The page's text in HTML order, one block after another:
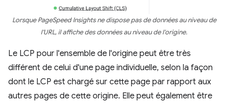
Lorsque PageSpeed Insights ne dispose pas de données au niveau de
l'URL, il affiche des données au niveau de l'origine.
Le LCP pour l'ensemble de l'origine peut être très
différent de celui d'une page individuelle, selon la façon
dont le LCP est chargé sur cette page par rapport aux
autres pages de cette origine. Elle peut également être